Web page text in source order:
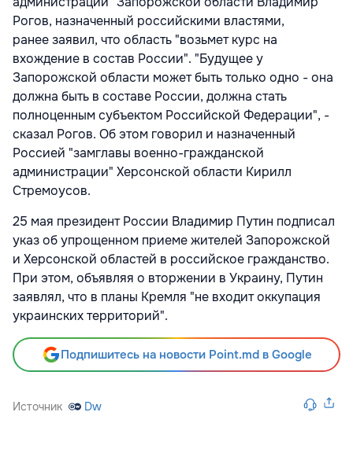
Рогов, назначенный российскими властями,
ранее заявил, что область "возьмет курс на
вхождение в состав России". "Будущее у
Запорожской области может быть только одно - она
должна быть в составе России, должна стать
полноценным субъектом Российской Федерации", -
сказал Рогов. Об этом говорил и назначенный
Россией "замглавы военно-гражданской
администрации" Херсонской области Кирилл
Стремоусов.
25 мая президент России Владимир Путин подписал
указ об упрощенном приеме жителей Запорожской
и Херсонской областей в российское гражданство.
При этом, объявляя о вторжении в Украину, Путин
заявлял, что в планы Кремля "не входит оккупация
украинских территорий".
Подпишитесь на новости Point.md в Google
Источник Dw